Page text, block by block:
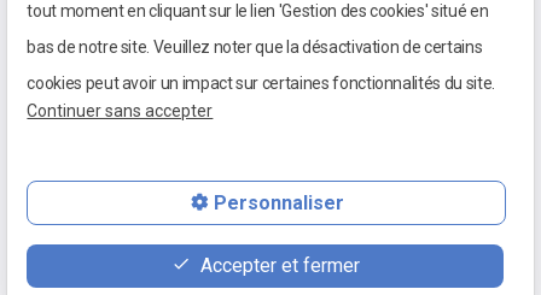
03 85 98 01 24
tout moment en cliquant sur le lien 'Gestion des cookies' situé en
bas de notre site. Veuillez noter que la désactivation de certains
cookies peut avoir un impact sur certaines fonctionnalités du site.
Continuer sans accepter
Personnaliser
Accepter et fermer